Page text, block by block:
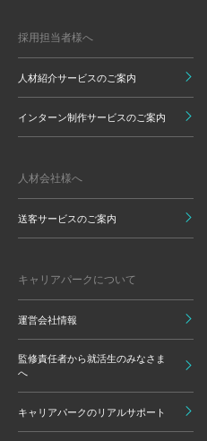
採用担当者様へ
人材紹介サービスのご案内
インターン制作サービスのご案内
人材会社様へ
送客サービスのご案内
キャリアパークについて
運営会社情報
監修責任者から就活生のみなさま
へ
キャリアパークのリアルサポート